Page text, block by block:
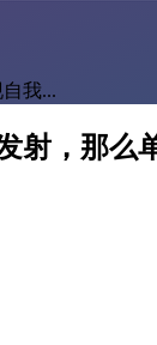
我...
射，那么